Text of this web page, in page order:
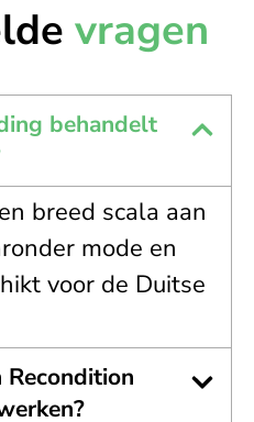
vragen
behandelt
breed scala aan
mode en
voor de Duitse
Recondition